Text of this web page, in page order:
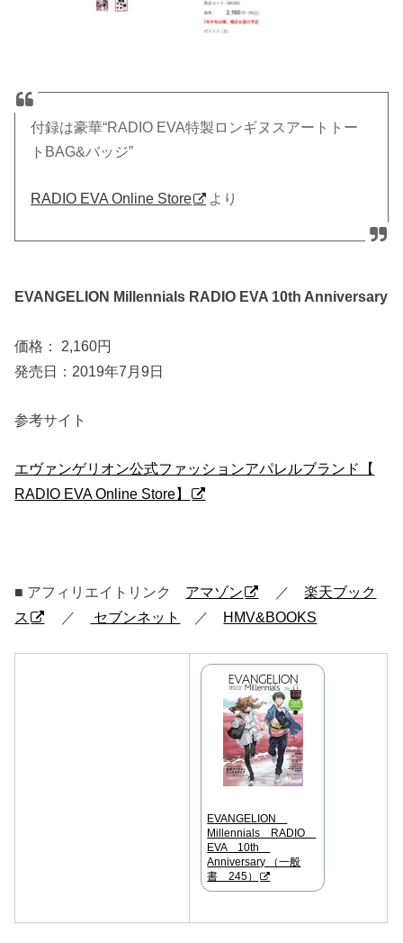
付録は豪華“RADIO EVA特製ロンギヌスアートトー
トBAG&バッジ”
RADIO EVA Online Store より
EVANGELION Millennials RADIO EVA 10th Anniversary
価格： 2,160円
発売日：2019年7月9日
参考サイト
エヴァンゲリオン公式ファッションアパレルブランド【
RADIO EVA Online Store】
■ アフィリエイトリンク アマゾン ／楽天ブック
ス
／ セブンネット ／ HMV&BOOKS
EVANGELION
Millennials RADIO
EVA 10th
Anniversary （一般
書 245）